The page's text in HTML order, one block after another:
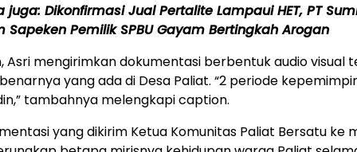
juga: Dikonfirmasi Jual Pertalite Lampaui HET, PT
Sapeken Pemilik SPBU Gayam Bertingkah Arogan
Asri mengirimkan dokumentasi berbentuk audio visual
yang ada di Desa Paliat. “2 periode
tambahnya melengkapi caption.
yang dikirim Ketua Komunitas Paliat Bersatu ke